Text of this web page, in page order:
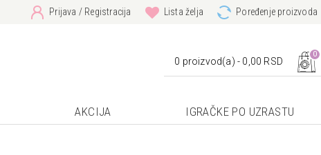
Prijava / Registracija Lista želja Poređenje proizvoda
0 proizvod(a) - 0,00 RSD
0
AKCIJA IGRAČKE PO UZRASTU